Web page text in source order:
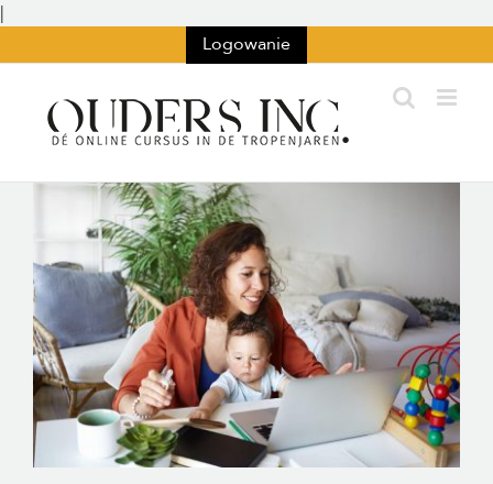
|
treści
Logowanie
Wyświetl